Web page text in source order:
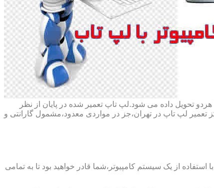
تحویل داده می شود.لپ تاپ تعمیر شده در پایان از نظر
لپ تاپ در تهران،جز در مواردی معدود،مشمول گارانتی و
از یک سیستم کامپیوتر،شما قادر خواهید بود تا به تمامی